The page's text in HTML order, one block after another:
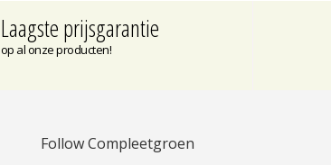
Laagste prijsgarantie
op al onze producten!
Follow Compleetgroen